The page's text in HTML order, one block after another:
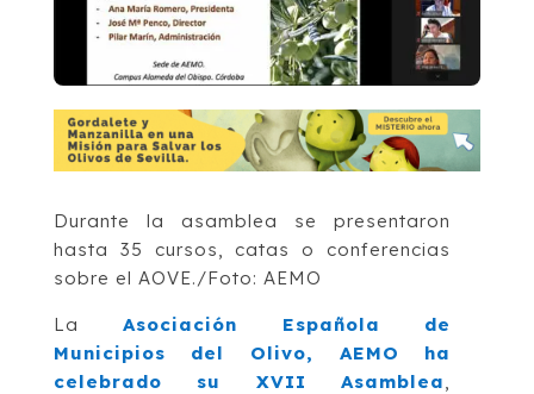
Durante la asamblea se presentaron
hasta 35 cursos, catas o conferencias
sobre el AOVE./Foto: AEMO
La Asociación Española de
Municipios del Olivo, AEMO ha
celebrado su XVII Asamblea,